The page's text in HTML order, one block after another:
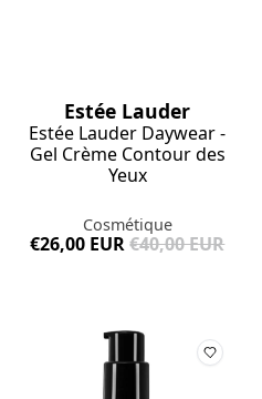
Estée Lauder
Estée Lauder Daywear -
Gel Crème Contour des
Yeux
Cosmétique
€26,00 EUR€40,00 EUR